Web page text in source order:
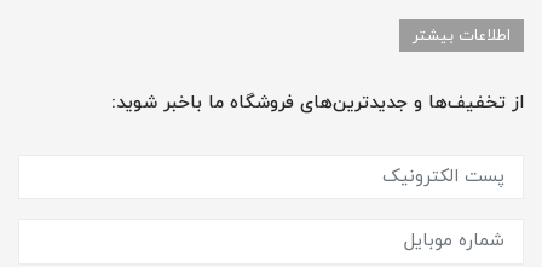
اطلاعات بیشتر
از تخفیف‌ها و جدیدترین‌های فروشگاه ما باخبر شوید: